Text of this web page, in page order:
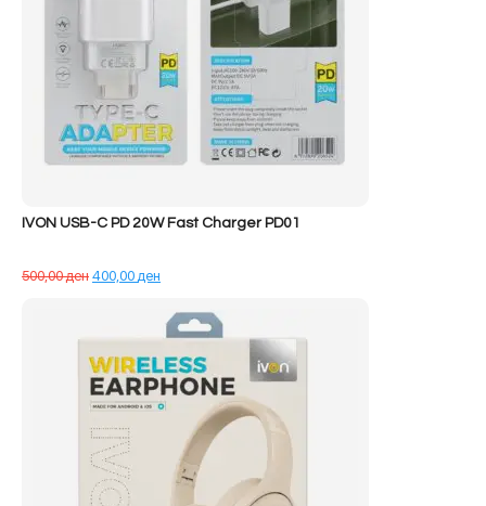
IVON USB-C PD 20W Fast Charger PD01
500,00денÇmimi
400,00ден
tanishëm
është:
400,00 ден.